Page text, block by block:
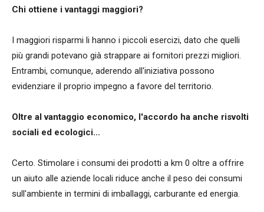
Chi ottiene i vantaggi maggiori?
I maggiori risparmi li hanno i piccoli esercizi, dato che quelli
più grandi potevano già strappare ai fornitori prezzi migliori.
Entrambi, comunque, aderendo all'iniziativa possono
evidenziare il proprio impegno a favore del territorio.
Oltre al vantaggio economico, l'accordo ha anche risvolti
sociali ed ecologici...
Certo. Stimolare i consumi dei prodotti a km 0 oltre a offrire
un aiuto alle aziende locali riduce anche il peso dei consumi
sull'ambiente in termini di imballaggi, carburante ed energia.